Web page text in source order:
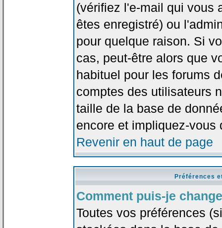
(vérifiez l'e-mail qui vous
êtes enregistré) ou
pour quelque raison. Si
cas, peut-être alors que
habituel pour les forums
comptes des utilisateurs
taille de la base de
encore et impliquez-
Revenir en haut de page
Préférences
Comment puis-je
Toutes vos préférences